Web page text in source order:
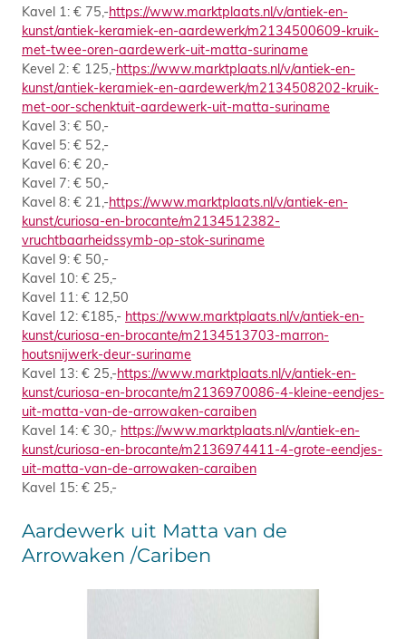
Kavel 1: € 75,-https://www.marktplaats.nl/v/antiek-en-
kunst/antiek-keramiek-en-aardewerk/m2134500609-kruik-
met-twee-oren-aardewerk-uit-matta-suriname
Kevel 2: € 125,-https://www.marktplaats.nl/v/antiek-en-
kunst/antiek-keramiek-en-aardewerk/m2134508202-kruik-
met-oor-schenktuit-aardewerk-uit-matta-suriname
Kavel 3: € 50,-
Kavel 5: € 52,-
Kavel 6: € 20,-
Kavel 7: € 50,-
Kavel 8: € 21,-https://www.marktplaats.nl/v/antiek-en-
kunst/curiosa-en-brocante/m2134512382-
vruchtbaarheidssymb-op-stok-suriname
Kavel 9: € 50,-
Kavel 10: € 25,-
Kavel 11: € 12,50
Kavel 12: €185,- https://www.marktplaats.nl/v/antiek-en-
kunst/curiosa-en-brocante/m2134513703-marron-
houtsnijwerk-deur-suriname
Kavel 13: € 25,-https://www.marktplaats.nl/v/antiek-en-
kunst/curiosa-en-brocante/m2136970086-4-kleine-eendjes-
uit-matta-van-de-arrowaken-caraiben
Kavel 14: € 30,- https://www.marktplaats.nl/v/antiek-en-
kunst/curiosa-en-brocante/m2136974411-4-grote-eendjes-
uit-matta-van-de-arrowaken-caraiben
Kavel 15: € 25,-
Aardewerk uit Matta van de
Arrowaken /Cariben